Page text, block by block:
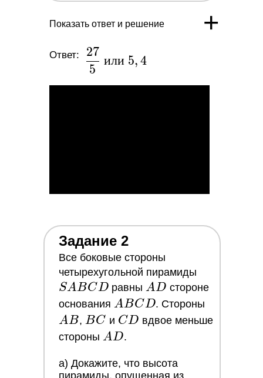
Показать ответ и решение +
Ответ:
\dfrac{27}
{5}\ или\
5,4
5
27
или 5,4
Задание 2
Все боковые стороны
четырехугольной пирамиды
SABCD равныAD
AD стороне
основания ABCD
ABCD. Стороны
AB,BC
BC и CD
CD вдвое меньше
стороны AD
AD.
a) Докажите, что высота
пирамиды, опущенная из